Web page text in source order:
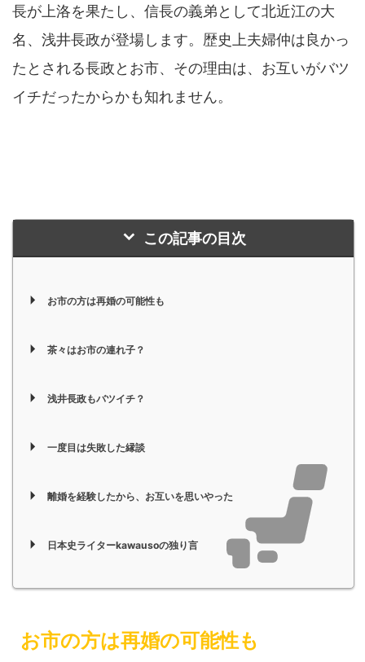
長が上洛を果たし、信長の義弟として北近江の大
名、浅井長政が登場します。歴史上夫婦仲は良かっ
たとされる長政とお市、その理由は、お互いがバツ
イチだったからかも知れません。
この記事の目次
お市の方は再婚の可能性も
茶々はお市の連れ子？
浅井長政もバツイチ？
一度目は失敗した縁談
離婚を経験したから、お互いを思いやった
日本史ライターkawausoの独り言
お市の方は再婚の可能性も